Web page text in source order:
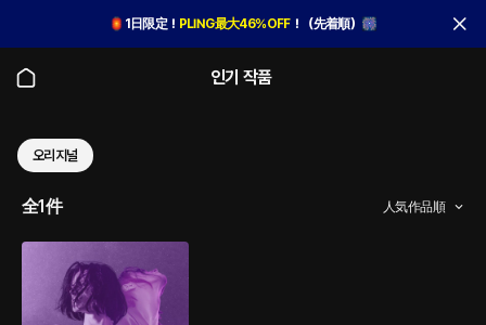
🏮 1日限定！ PLING最大46％OFF！（先着順）🎆
인기 작품
오리지널
全1件 人気作品順